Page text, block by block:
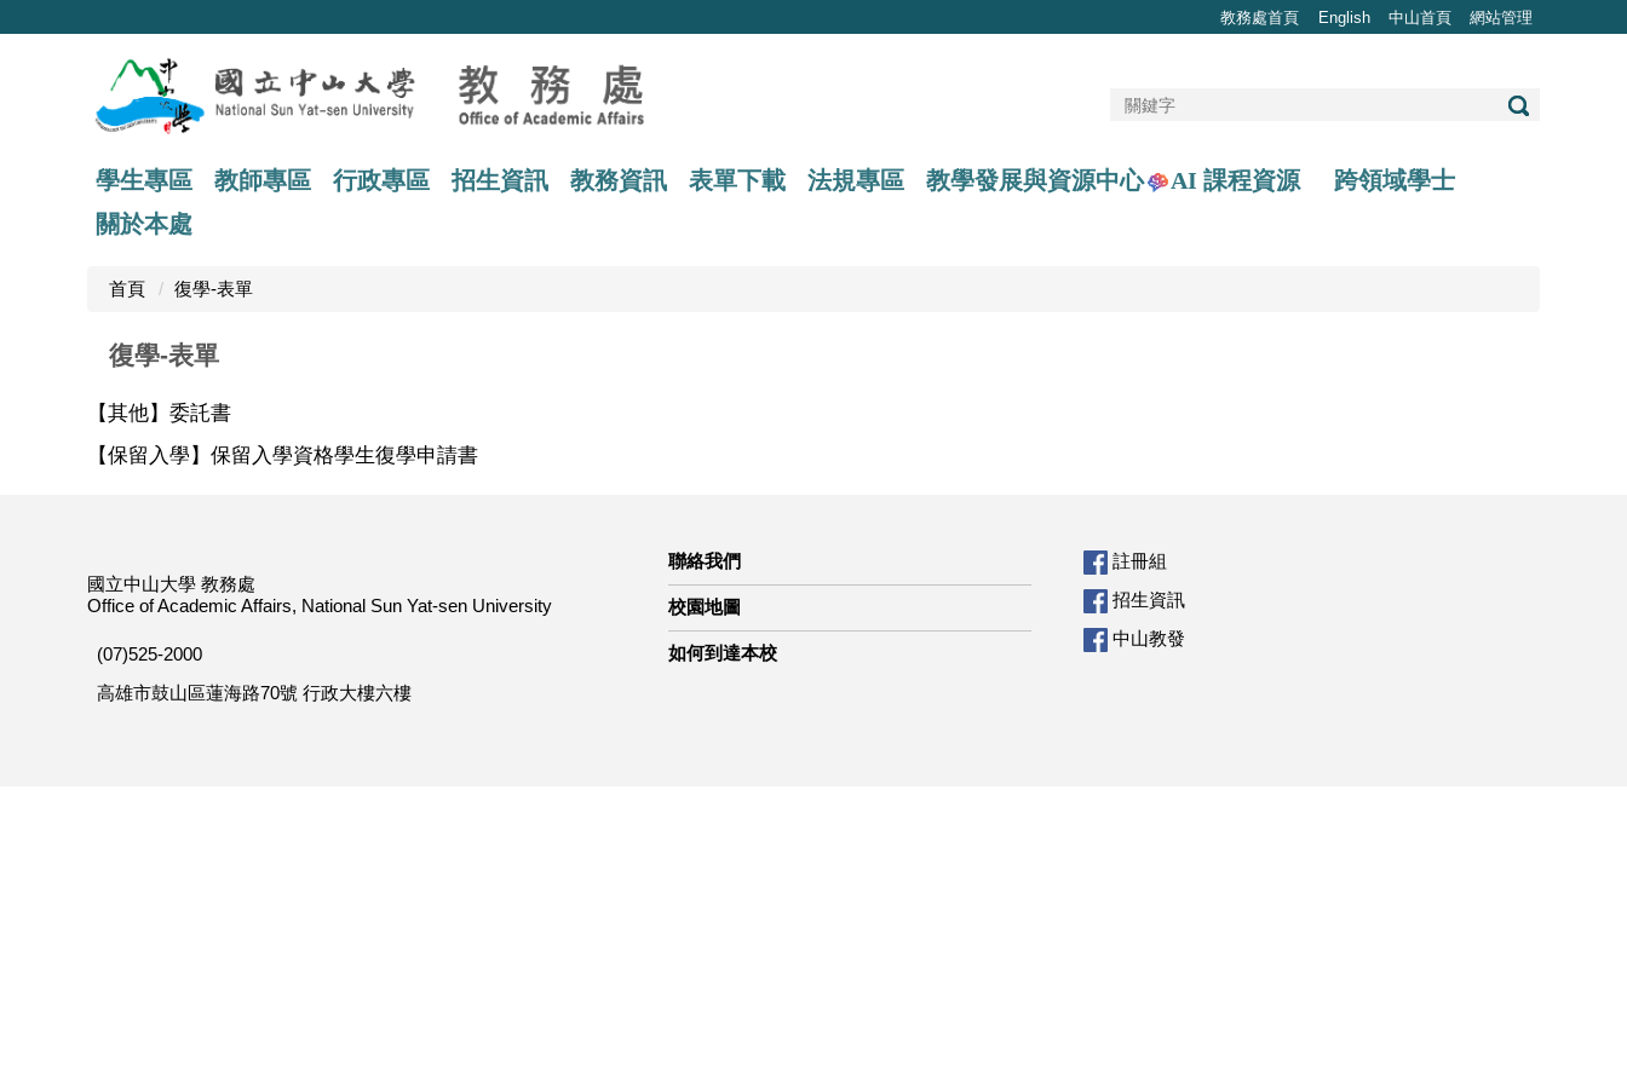
教務處首頁 English 中山首頁 網站管理
學生專區 教師專區 行政專區 招生資訊 教務資訊 表單下載 法規專區 教學發展與資源中心 AI 課程資源
跨領域學士
關於本處
首頁 復學-表單
復學-表單
【其他】委託書
【保留入學】保留入學資格學生復學申請書
國立中山大學 教務處
Office of Academic Affairs, National Sun Yat-sen University
(07)525-2000
高雄市鼓山區蓮海路70號 行政大樓六樓
聯絡我們
校園地圖
如何到達本校
註冊組
招生資訊
中山教發